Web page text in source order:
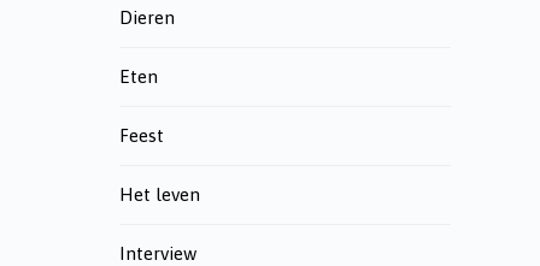
Dieren
Eten
Feest
Het leven
Interview